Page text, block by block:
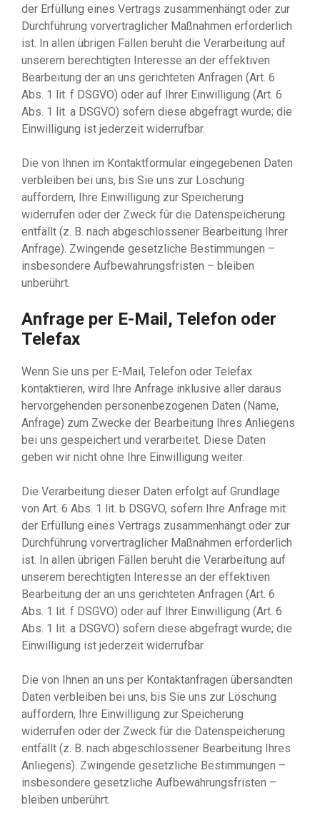
der Erfüllung eines Vertrags zusammenhängt oder zur
Durchführung vorvertraglicher Maßnahmen erforderlich
ist. In allen übrigen Fällen beruht die Verarbeitung auf
unserem berechtigten Interesse an der effektiven
Bearbeitung der an uns gerichteten Anfragen (Art. 6
Abs. 1 lit. f DSGVO) oder auf Ihrer Einwilligung (Art. 6
Abs. 1 lit. a DSGVO) sofern diese abgefragt wurde; die
Einwilligung ist jederzeit widerrufbar.
Die von Ihnen im Kontaktformular eingegebenen Daten
verbleiben bei uns, bis Sie uns zur Löschung
auffordern, Ihre Einwilligung zur Speicherung
widerrufen oder der Zweck für die Datenspeicherung
entfällt (z. B. nach abgeschlossener Bearbeitung Ihrer
Anfrage). Zwingende gesetzliche Bestimmungen –
insbesondere Aufbewahrungsfristen – bleiben
unberührt.
Anfrage per E-Mail, Telefon oder
Telefax
Wenn Sie uns per E-Mail, Telefon oder Telefax
kontaktieren, wird Ihre Anfrage inklusive aller daraus
hervorgehenden personenbezogenen Daten (Name,
Anfrage) zum Zwecke der Bearbeitung Ihres Anliegens
bei uns gespeichert und verarbeitet. Diese Daten
geben wir nicht ohne Ihre Einwilligung weiter.
Die Verarbeitung dieser Daten erfolgt auf Grundlage
von Art. 6 Abs. 1 lit. b DSGVO, sofern Ihre Anfrage mit
der Erfüllung eines Vertrags zusammenhängt oder zur
Durchführung vorvertraglicher Maßnahmen erforderlich
ist. In allen übrigen Fällen beruht die Verarbeitung auf
unserem berechtigten Interesse an der effektiven
Bearbeitung der an uns gerichteten Anfragen (Art. 6
Abs. 1 lit. f DSGVO) oder auf Ihrer Einwilligung (Art. 6
Abs. 1 lit. a DSGVO) sofern diese abgefragt wurde; die
Einwilligung ist jederzeit widerrufbar.
Die von Ihnen an uns per Kontaktanfragen übersandten
Daten verbleiben bei uns, bis Sie uns zur Löschung
auffordern, Ihre Einwilligung zur Speicherung
widerrufen oder der Zweck für die Datenspeicherung
entfällt (z. B. nach abgeschlossener Bearbeitung Ihres
Anliegens). Zwingende gesetzliche Bestimmungen –
insbesondere gesetzliche Aufbewahrungsfristen –
bleiben unberührt.